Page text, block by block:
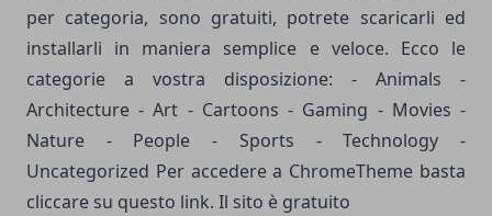
per categoria, sono gratuiti, potrete scaricarli ed
installarli in maniera semplice e veloce. Ecco le
categorie a vostra disposizione: - Animals -
Architecture - Art - Cartoons - Gaming - Movies -
Nature - People - Sports - Technology -
Uncategorized Per accedere a ChromeTheme basta
cliccare su questo link. Il sito è gratuito